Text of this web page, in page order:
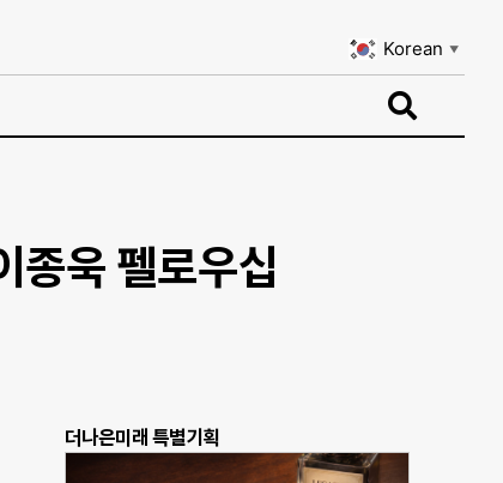
Korean ▼
종욱 펠로우십
더나은미래 특별기획